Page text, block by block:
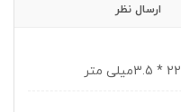
ارسال نظر